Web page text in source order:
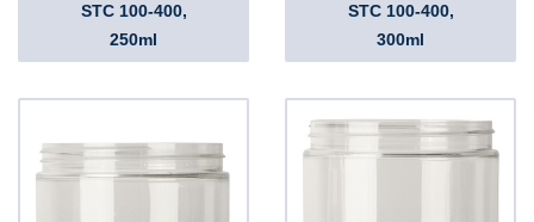
STC 100-400,
250ml
STC 100-400,
300ml